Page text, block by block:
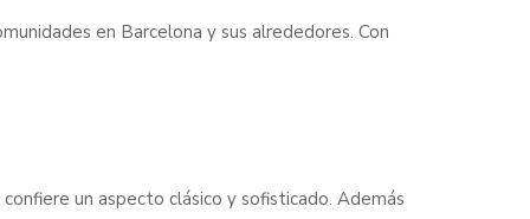
en Barcelona y sus alrededores. Con
un aspecto clásico y sofisticado. Además